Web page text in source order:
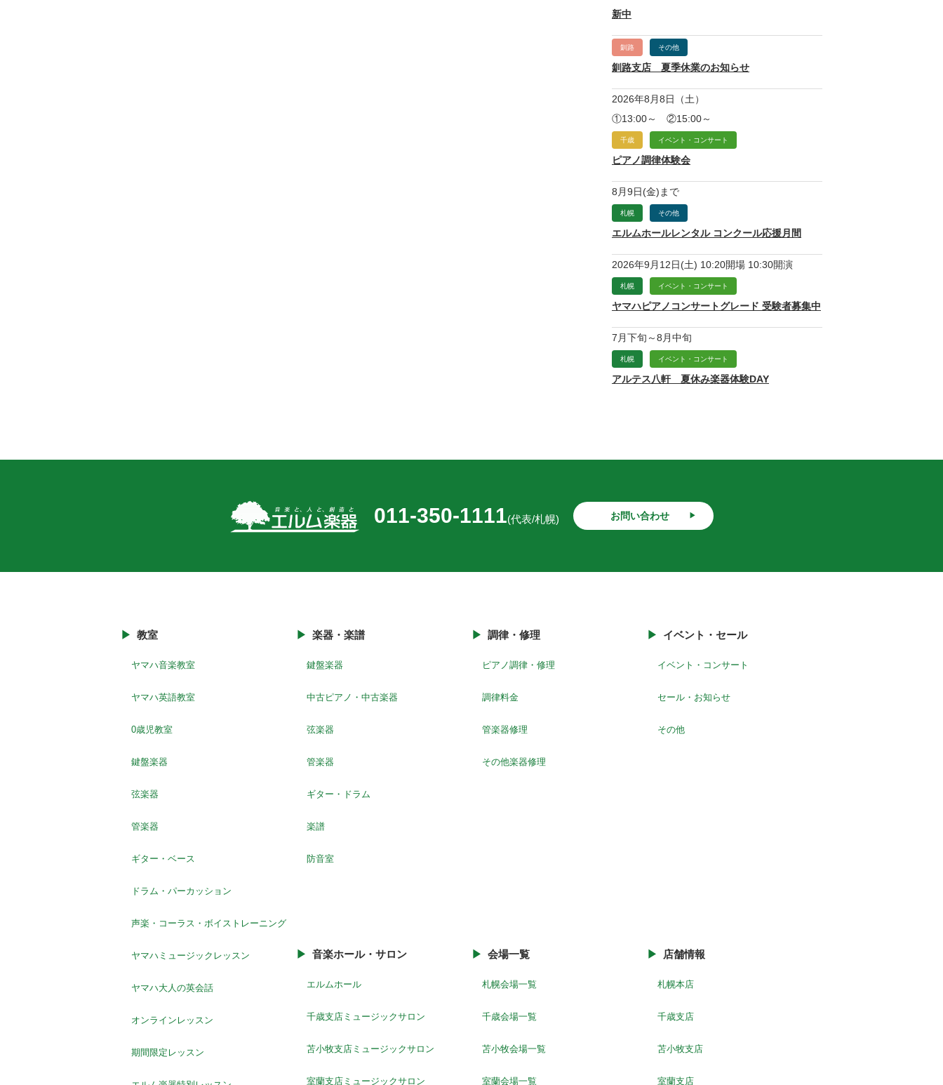
新中
釧路 その他
釧路支店 夏季休業のお知らせ
2026年8月8日（土）
①13:00～ ②15:00～
千歳 イベント・コンサート
ピアノ調律体験会
8月9日(金)まで
札幌 その他
エルムホールレンタル コンクール応援月間
2026年9月12日(土) 10:20開場 10:30開演
札幌 イベント・コンサート
ヤマハピアノコンサートグレード 受験者募集中
7月下旬～8月中旬
札幌 イベント・コンサート
アルテス八軒 夏休み楽器体験DAY
011-350-1111(代表/札幌) お問い合わせ
教室
ヤマハ音楽教室
ヤマハ英語教室
0歳児教室
鍵盤楽器
弦楽器
管楽器
ギター・ベース
ドラム・パーカッション
声楽・コーラス・ボイストレーニング
ヤマハミュージックレッスン
ヤマハ大人の英会話
オンラインレッスン
期間限定レッスン
楽器・楽譜
鍵盤楽器
中古ピアノ・中古楽器
弦楽器
管楽器
ギター・ドラム
楽譜
防音室
調律・修理
ピアノ調律・修理
調律料金
管楽器修理
その他楽器修理
イベント・セール
イベント・コンサート
セール・お知らせ
その他
音楽ホール・サロン
エルムホール
千歳支店ミュージックサロン
苫小牧支店ミュージックサロン
室蘭支店ミュージックサロン
会場一覧
札幌会場一覧
千歳会場一覧
苫小牧会場一覧
室蘭会場一覧
店舗情報
札幌本店
千歳支店
苫小牧支店
室蘭支店